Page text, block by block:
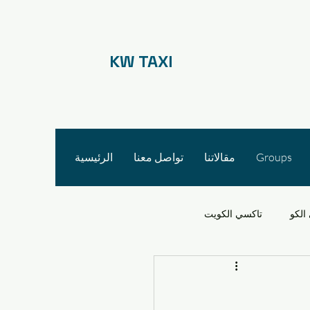
KW TAXI
الرئيسية تواصل معنا مقالاتنا Groups
تاكسي الكويت